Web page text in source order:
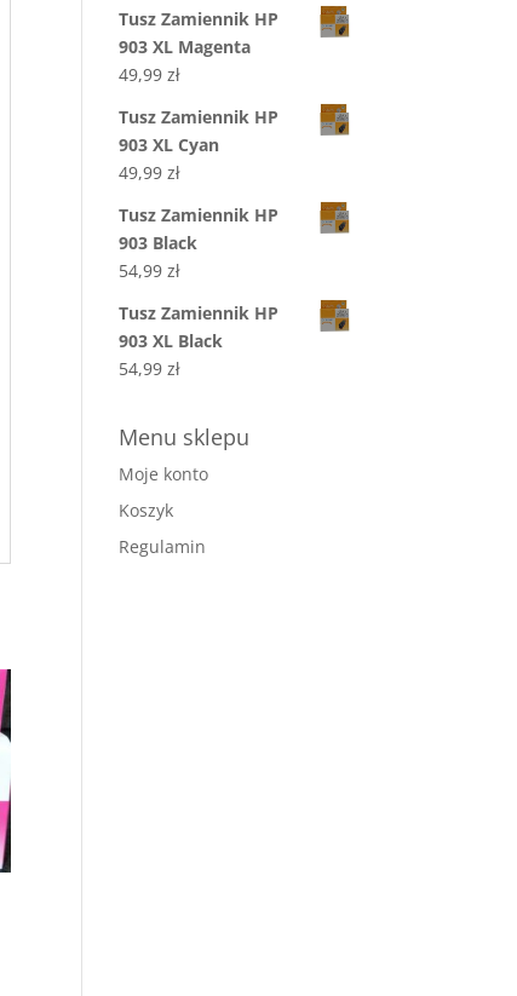
Tusz Zamiennik HP
903 XL Magenta
49,99zł
Tusz Zamiennik HP
903 XL Cyan
49,99zł
Tusz Zamiennik HP
903 Black
54,99zł
Tusz Zamiennik HP
903 XL Black
54,99zł
Menu sklepu
Moje konto
Koszyk
Regulamin